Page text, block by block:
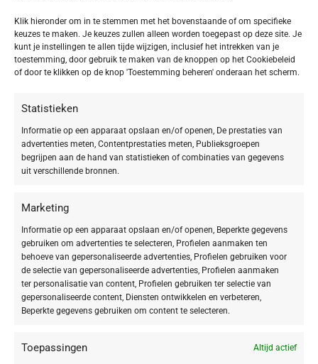
Klik hieronder om in te stemmen met het bovenstaande of om specifieke
keuzes te maken. Je keuzes zullen alleen worden toegepast op deze site. Je
kunt je instellingen te allen tijde wijzigen, inclusief het intrekken van je
toestemming, door gebruik te maken van de knoppen op het Cookiebeleid
of door te klikken op de knop 'Toestemming beheren' onderaan het scherm.
Statistieken
Informatie op een apparaat opslaan en/of openen, De prestaties van
advertenties meten, Contentprestaties meten, Publieksgroepen
begrijpen aan de hand van statistieken of combinaties van gegevens
uit verschillende bronnen.
Marketing
Informatie op een apparaat opslaan en/of openen, Beperkte gegevens
gebruiken om advertenties te selecteren, Profielen aanmaken ten
behoeve van gepersonaliseerde advertenties, Profielen gebruiken voor
de selectie van gepersonaliseerde advertenties, Profielen aanmaken
ter personalisatie van content, Profielen gebruiken ter selectie van
gepersonaliseerde content, Diensten ontwikkelen en verbeteren,
Beperkte gegevens gebruiken om content te selecteren.
Toepassingen Altijd actief
SOORT MAKE-UP
VEGAN
Vegan